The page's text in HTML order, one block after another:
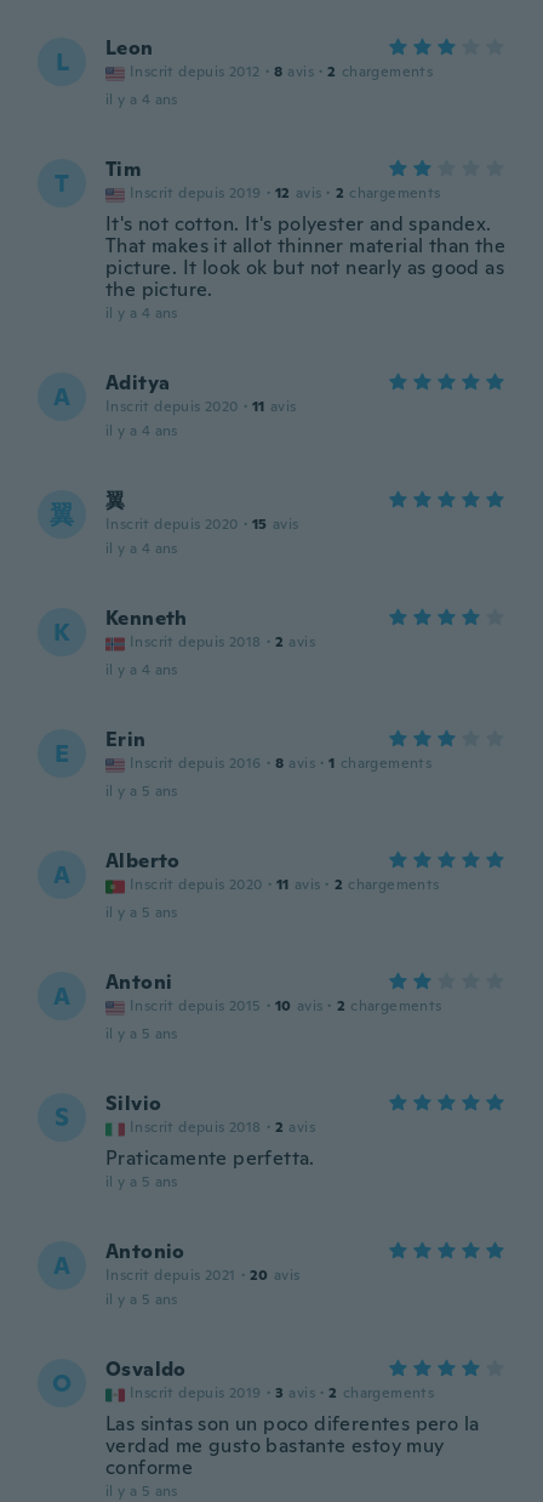
L Leon
Inscrit depuis 2012 · 8 avis · 2 chargements
il y a 4 ans
T Tim
Inscrit depuis 2019 · 12 avis · 2 chargements
It's not cotton. It's polyester and spandex.
That makes it allot thinner material than the
picture. It look ok but not nearly as good as
the picture.
il y a 4 ans
A Aditya
Inscrit depuis 2020 · 11 avis
il y a 4 ans
翼 翼
Inscrit depuis 2020 · 15 avis
il y a 4 ans
K Kenneth
Inscrit depuis 2018 · 2 avis
il y a 4 ans
E Erin
Inscrit depuis 2016 · 8 avis · 1 chargements
il y a 5 ans
A Alberto
Inscrit depuis 2020 · 11 avis · 2 chargements
il y a 5 ans
A Antoni
Inscrit depuis 2015 · 10 avis · 2 chargements
il y a 5 ans
S Silvio
Inscrit depuis 2018 · 2 avis
Praticamente perfetta.
il y a 5 ans
A Antonio
Inscrit depuis 2021 · 20 avis
il y a 5 ans
O Osvaldo
Inscrit depuis 2019 · 3 avis · 2 chargements
Las sintas son un poco diferentes pero la
verdad me gusto bastante estoy muy
conforme
il y a 5 ans